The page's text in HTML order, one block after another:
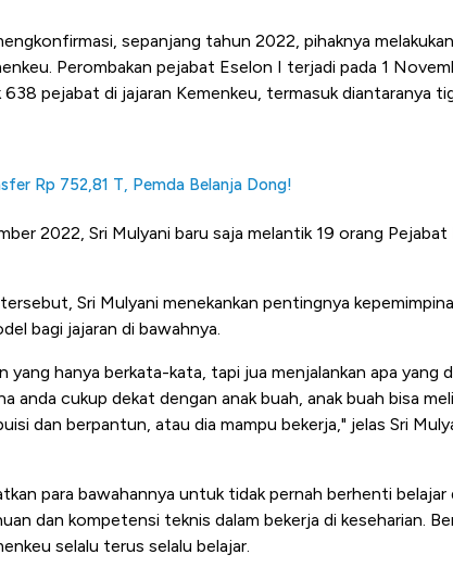
sepanjang tahun 2022, pihaknya
Perombakan pejabat Eselon I terjadi pada 1
638 pejabat di jajaran Kemenkeu, termasuk diantaranya
Rp 752,81 T, Pemda Belanja Dong!
2022, Sri Mulyani baru saja melantik 19 orang Pejabat
Sri Mulyani menekankan pentingnya
bagi jajaran di bawahnya.
yang hanya berkata-kata, tapi jua menjalankan apa yang
anda cukup dekat dengan anak buah, anak buah bisa
dan berpantun, atau dia mampu bekerja," jelas Sri
para bawahannya untuk tidak pernah berhenti belajar
dan kompetensi teknis dalam bekerja di keseharian.
selalu terus selalu belajar.
Tembaga Terbang ke